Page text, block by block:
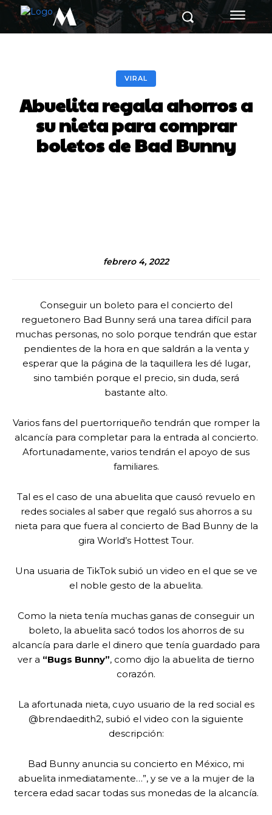
M
VIRAL
Abuelita regala ahorros a
su nieta para comprar
boletos de Bad Bunny
febrero 4, 2022
Conseguir un boleto para el concierto del
reguetonero Bad Bunny será una tarea difícil para
muchas personas, no solo porque tendrán que estar
pendientes de la hora en que saldrán a la venta y
esperar que la página de la taquillera les dé lugar,
sino también porque el precio, sin duda, será
bastante alto.
Varios fans del puertorriqueño tendrán que romper la
alcancía para completar para la entrada al concierto.
Afortunadamente, varios tendrán el apoyo de sus
familiares.
Tal es el caso de una abuelita que causó revuelo en
redes sociales al saber que regaló sus ahorros a su
nieta para que fuera al concierto de Bad Bunny de la
gira World’s Hottest Tour.
Una usuaria de TikTok subió un video en el que se ve
el noble gesto de la abuelita.
Como la nieta tenía muchas ganas de conseguir un
boleto, la abuelita sacó todos los ahorros de su
alcancía para darle el dinero que tenía guardado para
ver a “Bugs Bunny”, como dijo la abuelita de tierno
corazón.
La afortunada nieta, cuyo usuario de la red social es
@brendaedith2, subió el video con la siguiente
descripción:
Bad Bunny anuncia su concierto en México, mi
abuelita inmediatamente…”, y se ve a la mujer de la
tercera edad sacar todas sus monedas de la alcancía.